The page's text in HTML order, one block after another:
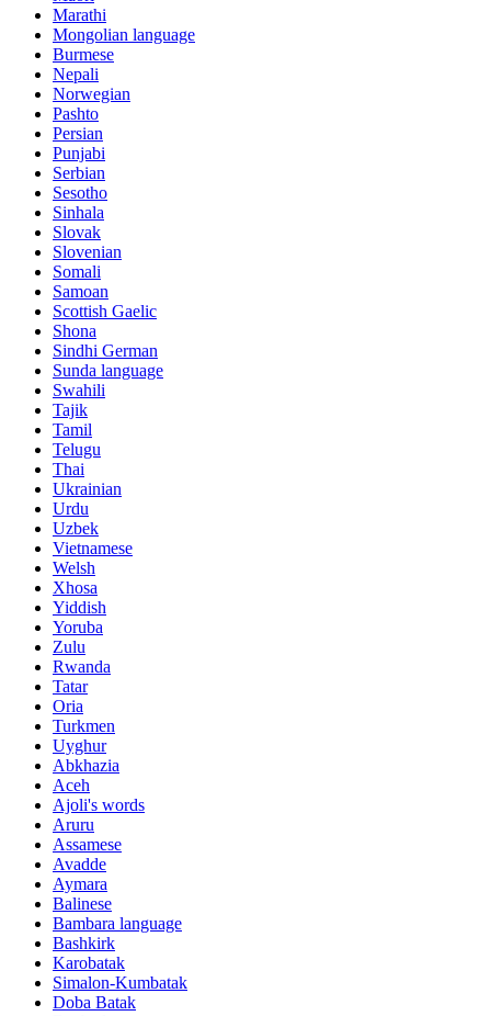
Marathi
Mongolian language
Burmese
Nepali
Norwegian
Pashto
Persian
Punjabi
Serbian
Sesotho
Sinhala
Slovak
Slovenian
Somali
Samoan
Scottish Gaelic
Shona
Sindhi German
Sunda language
Swahili
Tajik
Tamil
Telugu
Thai
Ukrainian
Urdu
Uzbek
Vietnamese
Welsh
Xhosa
Yiddish
Yoruba
Zulu
Rwanda
Tatar
Oria
Turkmen
Uyghur
Abkhazia
Aceh
Ajoli's words
Aruru
Assamese
Avadde
Aymara
Balinese
Bambara language
Bashkirk
Karobatak
Simalon-Kumbatak
Doba Batak